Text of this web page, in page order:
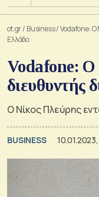
ot.gr/ Business/Vodafone: Ο
Ελλάδα
Vodafone: Ο
διευθυντής
O Νίκος Πλεύρης
BUSINESS